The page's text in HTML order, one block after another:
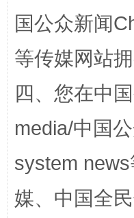
站台名比不上
国公众新闻
等传媒网站
四、您在中
media/中国
system
媒、中国全